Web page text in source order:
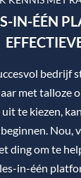
IN-ÉÉN
bedrijf
met talloze
te kiezen,
Nou,
ding om te
in-één